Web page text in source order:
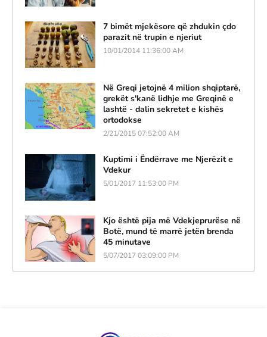
7 bimët mjekësore që zhdukin çdo
parazit në trupin e njeriut
10/01/2014 11:36:00 AM
Në Greqi jetojnë 4 milion shqiptarë,
grekët s'kanë lidhje me Greqinë e
lashtë - dalin sekretet e kishës
ortodokse
2/21/2015 07:52:00 AM
Kuptimi i Ëndërrave me Njerëzit e
Vdekur
5/01/2017 11:53:00 PM
Kjo është pija më Vdekjeprurëse në
Botë, mund të marrë jetën brenda
45 minutave
5/07/2017 03:09:00 PM